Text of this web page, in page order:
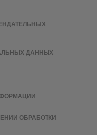
ДАННЫХ
ОБРАБОТКИ